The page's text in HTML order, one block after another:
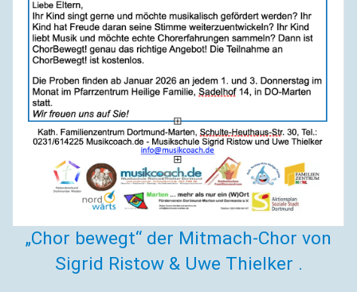
„Chor bewegt“ der Mitmach-Chor von
Sigrid Ristow & Uwe Thielker .